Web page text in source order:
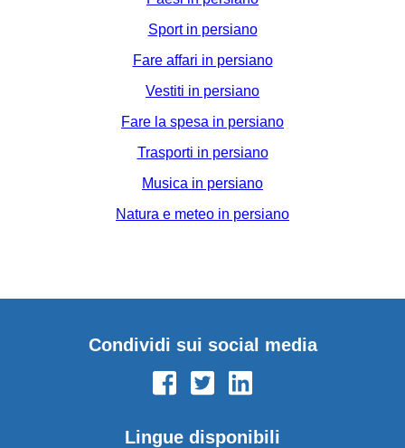
Sport in persiano
Fare affari in persiano
Vestiti in persiano
Fare la spesa in persiano
Trasporti in persiano
Musica in persiano
Natura e meteo in persiano
Condividi sui social media
Lingue disponibili